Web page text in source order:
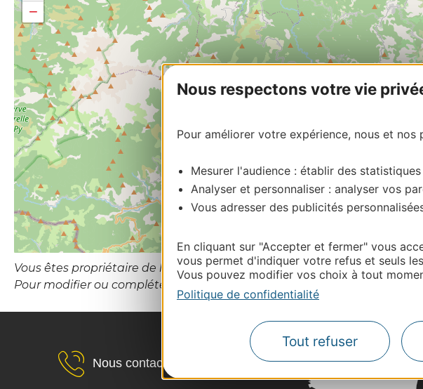
Nous respectons votre vie
Pour améliorer votre expérience, nous et
Mesurer l'audience : établir des
Analyser et personnaliser : analyser vos
Vous adresser des publicités
En cliquant sur "Accepter et fermer" vous
vous permet d'indiquer votre refus et seuls
Vous pouvez modifier vos choix à tout
Politique de confidentialité
Tout refuser
−
Vous êtes propriétaire de l’établissement ou le gestionnaire de cette
Pour modifier ou compléter cette fiche, merci de contacter l’ADT des
Nous contacter